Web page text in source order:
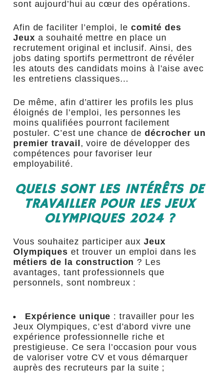
sont aujourd’hui au cœur des opérations.
Afin de faciliter l’emploi, le comité des
Jeux a souhaité mettre en place un
recrutement original et inclusif. Ainsi, des
jobs dating sportifs permettront de révéler
les atouts des candidats moins à l’aise avec
les entretiens classiques…
De même, afin d’attirer les profils les plus
éloignés de l’emploi, les personnes les
moins qualifiées pourront facilement
postuler. C’est une chance de décrocher un
premier travail, voire de développer des
compétences pour favoriser leur
employabilité.
QUELS SONT LES INTÉRÊTS DE
TRAVAILLER POUR LES JEUX
OLYMPIQUES 2024 ?
Vous souhaitez participer aux Jeux
Olympiques et trouver un emploi dans les
métiers de la construction ? Les
avantages, tant professionnels que
personnels, sont nombreux :
Expérience unique : travailler pour les
Jeux Olympiques, c’est d’abord vivre une
expérience professionnelle riche et
prestigieuse. Ce sera l’occasion pour vous
de valoriser votre CV et vous démarquer
auprès des recruteurs par la suite ;